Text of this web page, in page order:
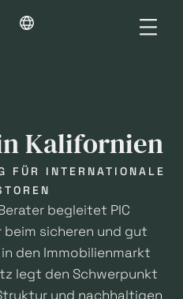
Kalifornien
FÜR INTERNATIONALE
begleitet PIC
sicheren und gut
den Immobilienmarkt
legt den Schwerpunkt
und nachhaltigen